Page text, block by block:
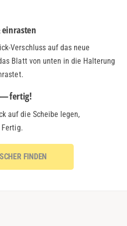
einrasten
Verschluss auf das neue
Blatt von unten in die Halterung
— fertig!
auf die Scheibe legen,
FINDEN